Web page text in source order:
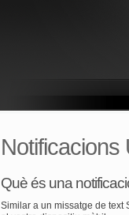
Notificacions
Què és una
Similar a un missatge de text